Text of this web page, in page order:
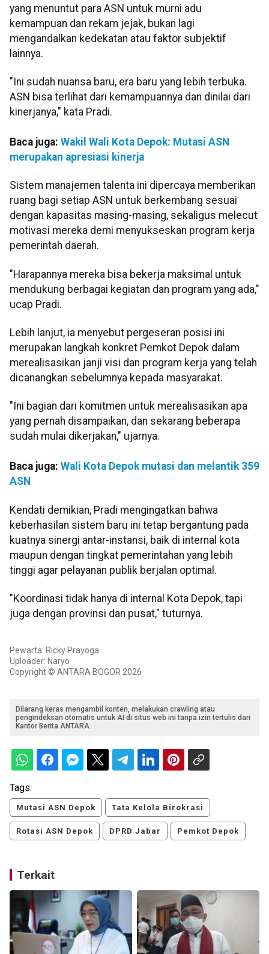
yang menuntut para ASN untuk murni adu
kemampuan dan rekam jejak, bukan lagi
mengandalkan kedekatan atau faktor subjektif
lainnya.
"Ini sudah nuansa baru, era baru yang lebih terbuka.
ASN bisa terlihat dari kemampuannya dan dinilai dari
kinerjanya," kata Pradi.
Baca juga: Wakil Wali Kota Depok: Mutasi ASN
merupakan apresiasi kinerja
Sistem manajemen talenta ini dipercaya memberikan
ruang bagi setiap ASN untuk berkembang sesuai
dengan kapasitas masing-masing, sekaligus melecut
motivasi mereka demi menyukseskan program kerja
pemerintah daerah.
"Harapannya mereka bisa bekerja maksimal untuk
mendukung berbagai kegiatan dan program yang ada,"
ucap Pradi.
Lebih lanjut, ia menyebut pergeseran posisi ini
merupakan langkah konkret Pemkot Depok dalam
merealisasikan janji visi dan program kerja yang telah
dicanangkan sebelumnya kepada masyarakat.
"Ini bagian dari komitmen untuk merealisasikan apa
yang pernah disampaikan, dan sekarang beberapa
sudah mulai dikerjakan," ujarnya.
Baca juga: Wali Kota Depok mutasi dan melantik 359
ASN
Kendati demikian, Pradi mengingatkan bahwa
keberhasilan sistem baru ini tetap bergantung pada
kuatnya sinergi antar-instansi, baik di internal kota
maupun dengan tingkat pemerintahan yang lebih
tinggi agar pelayanan publik berjalan optimal.
"Koordinasi tidak hanya di internal Kota Depok, tapi
juga dengan provinsi dan pusat," tuturnya.
Pewarta: Ricky Prayoga
Uploader: Naryo
Copyright © ANTARA BOGOR 2026
Dilarang keras mengambil konten, melakukan crawling atau
pengindeksan otomatis untuk AI di situs web ini tanpa izin tertulis dari
Kantor Berita ANTARA.
Tags:
Mutasi ASN Depok Tata Kelola Birokrasi
Rotasi ASN Depok DPRD Jabar Pemkot Depok
Terkait